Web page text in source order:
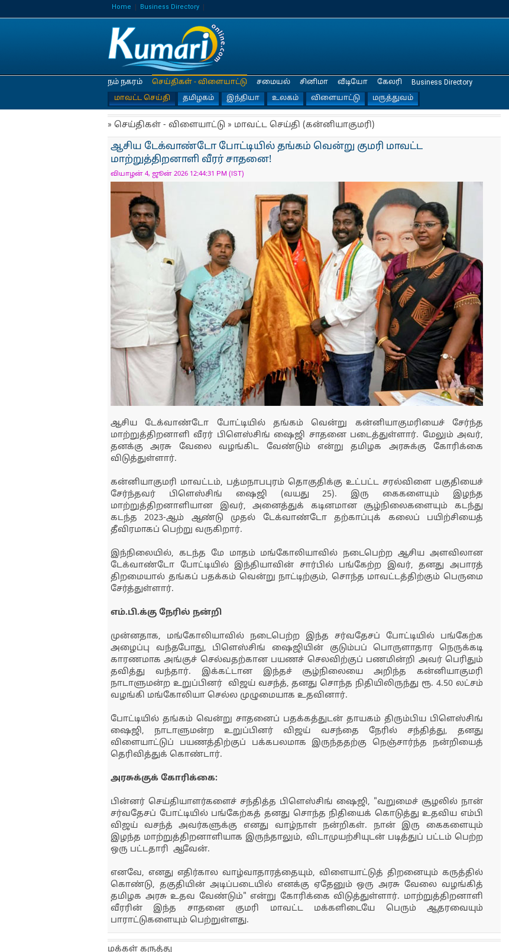
Home Business Directory
நம் நகரம்
செய்திகள் - விளையாட்டு
மாவட்ட செய்தி
தமிழகம் இந்தியா உலகம் விளையாட்டு மருத்துவம்
சமையல் சினிமா வீடியோ கேலரி Business Directory
» செய்திகள் - விளையாட்டு » மாவட்ட செய்தி (கன்னியாகுமரி)
ஆசிய டேக்வாண்டோ போட்டியில் தங்கம் வென்று குமரி மாவட்ட
மாற்றுத்திறனாளி வீரர் சாதனை!
வியாழன் 4, ஜூன் 2026 12:44:31 PM (IST)
ஆசிய டேக்வாண்டோ போட்டியில் தங்கம் வென்று கன்னியாகுமரியைச் சேர்ந்த
மாற்றுத்திறனாளி வீரர் பிளெஸ்சிங் ஷைஜி சாதனை படைத்துள்ளார். மேலும் அவர்,
தனக்கு அரசு வேலை வழங்கிட வேண்டும் என்று தமிழக அரசுக்கு கோரிக்கை
விடுத்துள்ளார்.
கன்னியாகுமரி மாவட்டம், பத்மநாபபுரம் தொகுதிக்கு உட்பட்ட சரல்விளை பகுதியைச்
சேர்ந்தவர் பிளெஸ்சிங் ஷைஜி (வயது 25). இரு கைகளையும் இழந்த
மாற்றுத்திறனாளியான இவர், அனைத்துக் கடினமான சூழ்நிலைகளையும் கடந்து
கடந்த 2023-ஆம் ஆண்டு முதல் டேக்வாண்டோ தற்காப்புக் கலைப் பயிற்சியைத்
தீவிரமாகப் பெற்று வருகிறார்.
இந்நிலையில், கடந்த மே மாதம் மங்கோலியாவில் நடைபெற்ற ஆசிய அளவிலான
டேக்வாண்டோ போட்டியில் இந்தியாவின் சார்பில் பங்கேற்ற இவர், தனது அபாரத்
திறமையால் தங்கப் பதக்கம் வென்று நாட்டிற்கும், சொந்த மாவட்டத்திற்கும் பெருமை
சேர்த்துள்ளார்.
எம்.பி.க்கு நேரில் நன்றி
முன்னதாக, மங்கோலியாவில் நடைபெற்ற இந்த சர்வதேசப் போட்டியில் பங்கேற்க
அழைப்பு வந்தபோது, பிளெஸ்சிங் ஷைஜியின் குடும்பப் பொருளாதார நெருக்கடி
காரணமாக அங்குச் செல்வதற்கான பயணச் செலவிற்குப் பணமின்றி அவர் பெரிதும்
தவித்து வந்தார். இக்கட்டான இந்தச் சூழ்நிலையை அறிந்த கன்னியாகுமரி
நாடாளுமன்ற உறுப்பினர் விஜய் வசந்த், தனது சொந்த நிதியிலிருந்து ரூ. 4.50 லட்சம்
வழங்கி மங்கோலியா செல்ல முழுமையாக உதவினார்.
போட்டியில் தங்கம் வென்று சாதனைப் பதக்கத்துடன் தாயகம் திரும்பிய பிளெஸ்சிங்
ஷைஜி, நாடாளுமன்ற உறுப்பினர் விஜய் வசந்தை நேரில் சந்தித்து, தனது
விளையாட்டுப் பயணத்திற்குப் பக்கபலமாக இருந்ததற்கு நெஞ்சார்ந்த நன்றியைத்
தெரிவித்துக் கொண்டார்.
அரசுக்குக் கோரிக்கை:
பின்னர் செய்தியாளர்களைச் சந்தித்த பிளெஸ்சிங் ஷைஜி, "வறுமைச் சூழலில் நான்
சர்வதேசப் போட்டியில் பங்கேற்கத் தனது சொந்த நிதியைக் கொடுத்து உதவிய எம்பி
விஜய் வசந்த் அவர்களுக்கு எனது வாழ்நாள் நன்றிகள். நான் இரு கைகளையும்
இழந்த மாற்றுத்திறனாளியாக இருந்தாலும், விடாமுயற்சியுடன் படித்துப் பட்டம் பெற்ற
ஒரு பட்டதாரி ஆவேன்.
எனவே, எனது எதிர்கால வாழ்வாதாரத்தையும், விளையாட்டுத் திறனையும் கருத்தில்
கொண்டு, தகுதியின் அடிப்படையில் எனக்கு ஏதேனும் ஒரு அரசு வேலை வழங்கித்
தமிழக அரசு உதவ வேண்டும்" என்று கோரிக்கை விடுத்துள்ளார். மாற்றுத்திறனாளி
வீரரின் இந்த சாதனை குமரி மாவட்ட மக்களிடையே பெரும் ஆதரவையும்
பாராட்டுகளையும் பெற்றுள்ளது.
மக்கள் கருத்து